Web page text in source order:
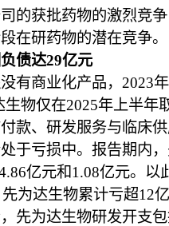
的获批药物的激烈竞
在研药物的潜在竞争。
债达29亿元
商业化产品，2023年
物仅在2025年上半年
款、研发服务与临床
于亏损中。报告期内
亿元和1.08亿元。以
为达生物累计亏超12亿
为达生物研发开支包